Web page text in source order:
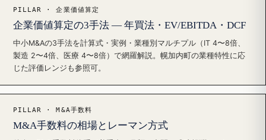
PILLAR · 企業価値算定
企業価値算定の3手法 — 年買法・EV/EBITDA・DCF
中小M&Aの3手法を計算式・実例・業種別マルチプル（IT 4〜8倍、
製造 2〜4倍、医療 4〜8倍）で網羅解説。幌加内町の業種特性に応
じた評価レンジも参照可。
PILLAR · M&A手数料
M&A手数料の相場とレーマン方式